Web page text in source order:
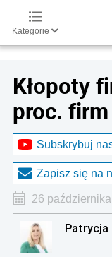
Kategorie
Kłopoty
proc.
Subskrybuj
Zapisz się na
26
Patrycja